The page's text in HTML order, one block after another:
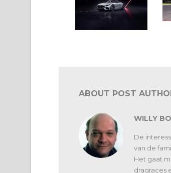
ABOUT POST
WILLY
De
van de
Het gaat
dragraces